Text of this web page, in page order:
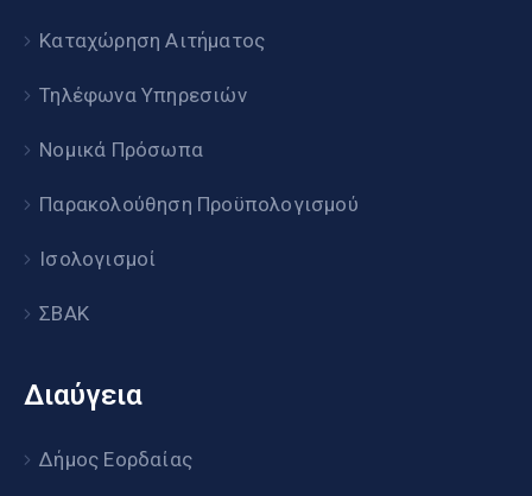
Καταχώρηση Αιτήματος
Τηλέφωνα Υπηρεσιών
Νομικά Πρόσωπα
Παρακολούθηση Προϋπολογισμού
Ισολογισμοί
ΣΒΑΚ
Διαύγεια
Δήμος Εορδαίας